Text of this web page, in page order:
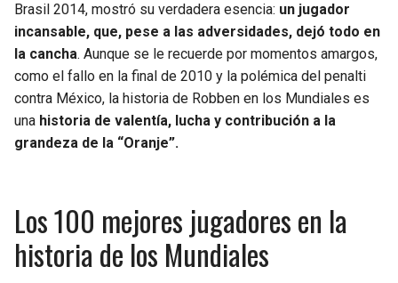
Brasil 2014, mostró su verdadera esencia: un jugador
incansable, que, pese a las adversidades, dejó todo en
la cancha. Aunque se le recuerde por momentos amargos,
como el fallo en la final de 2010 y la polémica del penalti
contra México, la historia de Robben en los Mundiales es
una historia de valentía, lucha y contribución a la
grandeza de la “Oranje”.
Los 100 mejores jugadores en la
historia de los Mundiales